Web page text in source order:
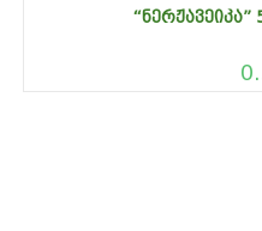
“ᲜᲔᲠᲟᲐᲕᲔᲘᲙᲐ”